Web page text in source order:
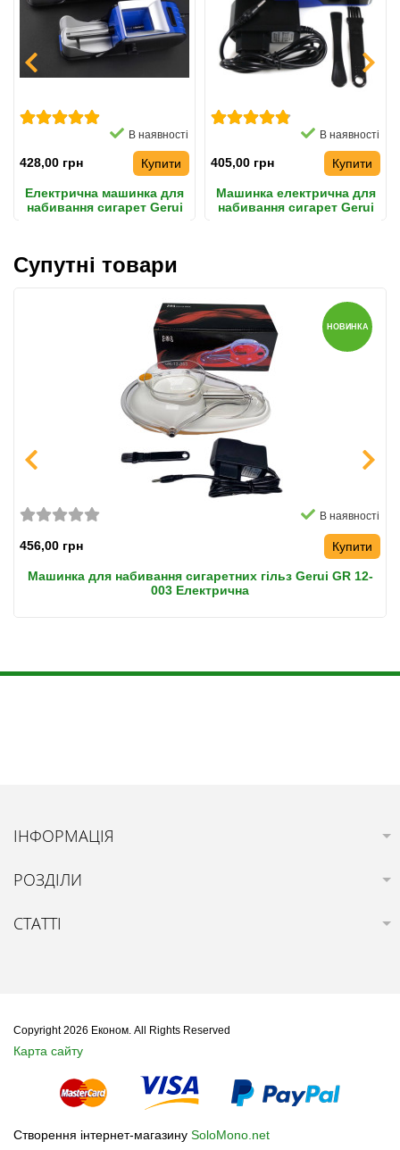
В наявності
428,00 грн Купити
Електрична машинка для
набивання сигарет Gerui
В наявності
405,00 грн Купити
Машинка електрична для
набивання сигарет Gerui
Супутні товари
НОВИНКА
В наявності
456,00 грн Купити
Машинка для набивання сигаретних гільз Gerui GR 12-
003 Електрична
ІНФОРМАЦІЯ
РОЗДІЛИ
СТАТТІ
Copyright 2026 Економ. All Rights Reserved
Карта сайту
Створення інтернет-магазину SoloMono.net